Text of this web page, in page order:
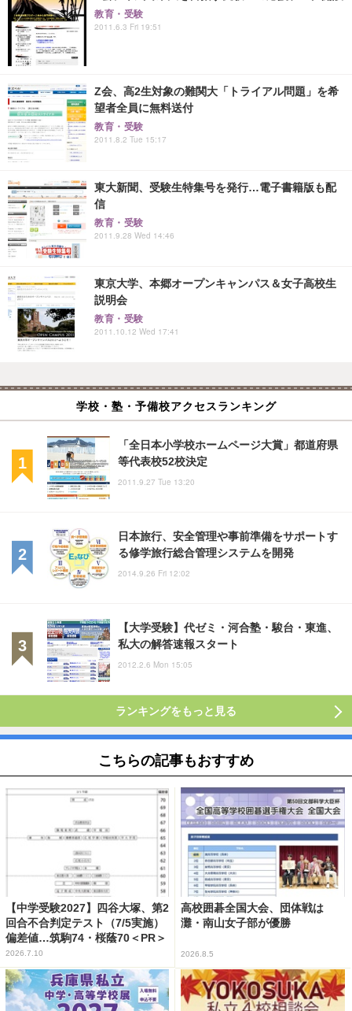
教育・受験
2011.6.3 Fri 19:51
Z会、高2生対象の難関大「トライアル問題」を希
望者全員に無料送付
教育・受験
2011.8.2 Tue 15:17
東大新聞、受験生特集号を発行…電子書籍版も配
信
教育・受験
2011.9.28 Wed 14:46
東京大学、本郷オープンキャンパス＆女子高校生
説明会
教育・受験
2011.10.12 Wed 17:41
学校・塾・予備校アクセスランキング
「全日本小学校ホームページ大賞」都道府県
等代表校52校決定
2011.9.27 Tue 13:20
日本旅行、安全管理や事前準備をサポートす
る修学旅行総合管理システムを開発
2014.9.26 Fri 12:02
【大学受験】代ゼミ・河合塾・駿台・東進、
私大の解答速報スタート
2012.2.6 Mon 15:05
ランキングをもっと見る
こちらの記事もおすすめ
【中学受験2027】四谷大塚、第2
回合不合判定テスト（7/5実施）
偏差値…筑駒74・桜蔭70＜PR＞
2026.7.10
高校囲碁全国大会、団体戦は
灘・南山女子部が優勝
2026.8.5